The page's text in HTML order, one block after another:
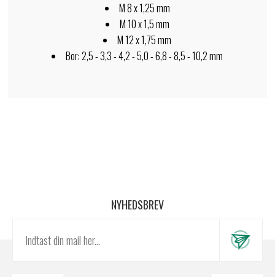
M 8 x 1,25 mm
M 10 x 1,5 mm
M 12 x 1,75 mm
Bor: 2,5 - 3,3 - 4,2 - 5,0 - 6,8 - 8,5 - 10,2 mm
NYHEDSBREV